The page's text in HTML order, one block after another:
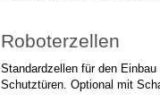
Roboterzellen
Standardzellen für den
Schutztüren. Optional mit